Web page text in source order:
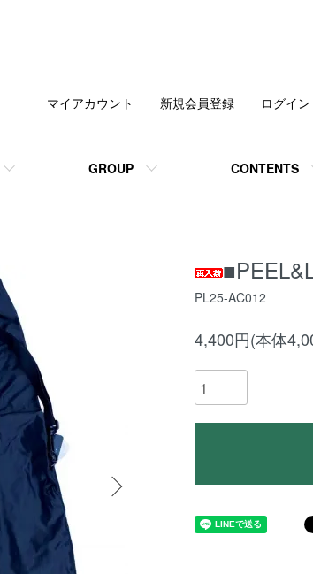
GROUP CONTENTS
マイアカウント 新規会員登録 ログイン
PL25-AC012
4,400円(本体